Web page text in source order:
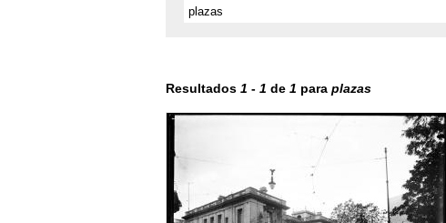
Resultados 1 - 1 de 1 para plazas